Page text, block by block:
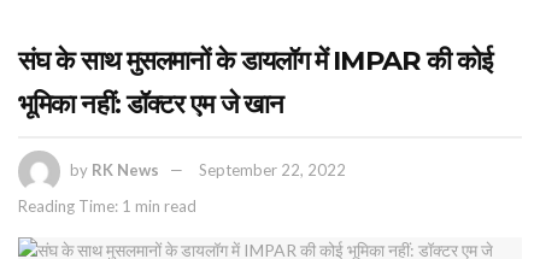
संघ के साथ मुसलमानों के डायलॉग में IMPAR की कोई
भूमिका नहीं: डॉक्टर एम जे खान
by RK News
September 22, 2022
Reading Time: 1 min read